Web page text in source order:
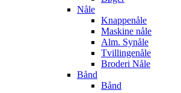
Nåle
Knappenåle
Maskine nåle
Alm. Synåle
Tvillingenåle
Broderi Nåle
Bånd
Bånd